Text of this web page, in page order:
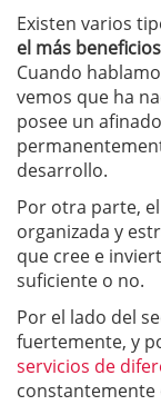
Existen varios
el más
Cuando
vemos que ha
posee un
desarrollo.
Por otra parte,
organizada y
que cree e
suficiente o no.
Por el lado del
fuertemente, y
servicios de
constantemente